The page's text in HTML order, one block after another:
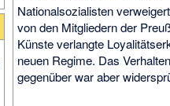
National­sozialisten
von den Mit­gliedern der
Künste verlangte
neuen Regime. Das
gegen­über war aber